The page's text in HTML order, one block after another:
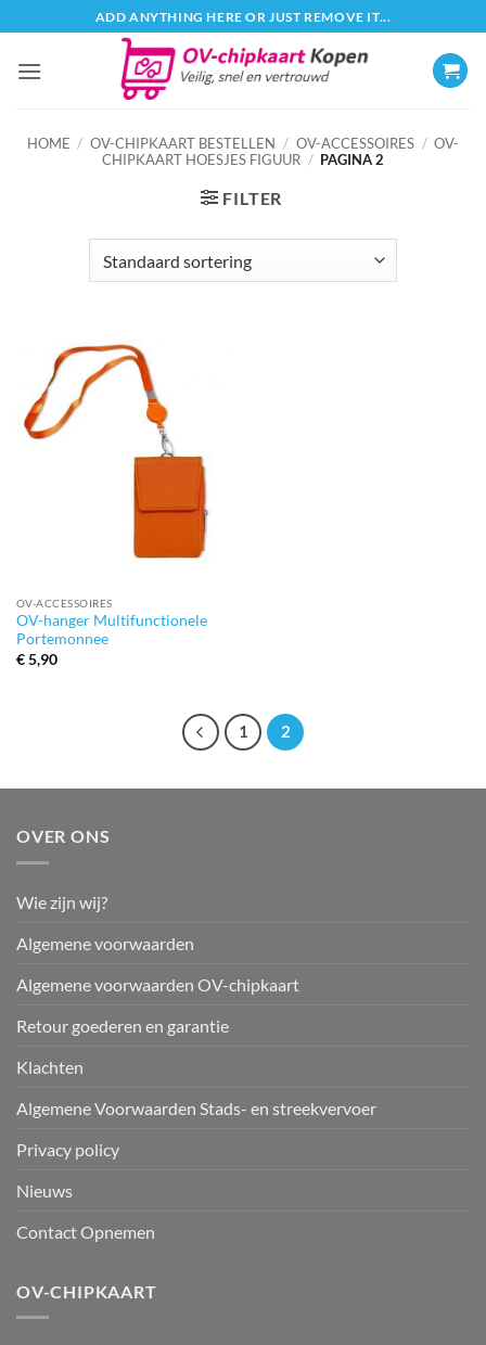
naar
inhoud
ADD ANYTHING HERE OR JUST REMOVE IT...
HOME / OV-CHIPKAART BESTELLEN / OV-ACCESSOIRES / OV-
CHIPKAART HOESJES FIGUUR / PAGINA 2
FILTER
OV-ACCESSOIRES
OV-hanger Multifunctionele
Portemonnee
€5,90
1 2
OVER ONS
Wie zijn wij?
Algemene voorwaarden
Algemene voorwaarden OV-chipkaart
Retour goederen en garantie
Klachten
Algemene Voorwaarden Stads- en streekvervoer
Privacy policy
Nieuws
Contact Opnemen
OV-CHIPKAART